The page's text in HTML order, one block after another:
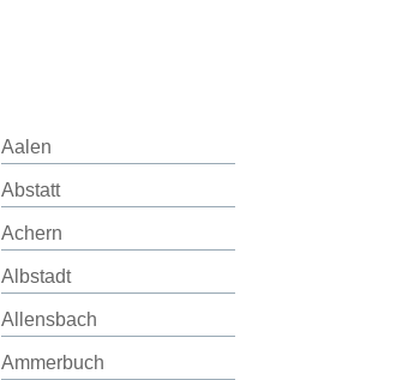
Aalen
Abstatt
Achern
Albstadt
Allensbach
Ammerbuch